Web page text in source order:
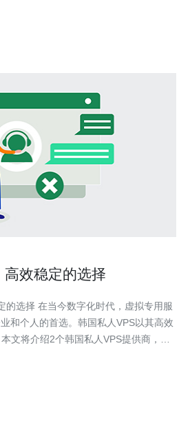
效稳定的选择
，虚拟专用服
和个人的首选。韩国私人VPS以其高效
文将介绍2个韩国私人VPS提供商，旨
司。他们提供一系列的VPS方案，满足